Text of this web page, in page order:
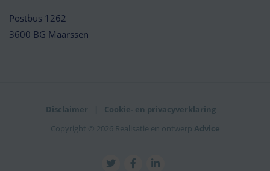
Postbus 1262
3600 BG Maarssen
Disclaimer
Cookie- en privacyverklaring
Copyright © 2026 Realisatie en ontwerp Advice